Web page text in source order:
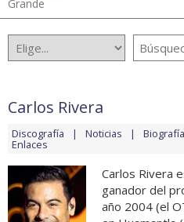
Grande
Carlos Rivera
Discografía Noticias Biografía
Enlaces
Carlos Rivera
ganador del
año 2004 (el